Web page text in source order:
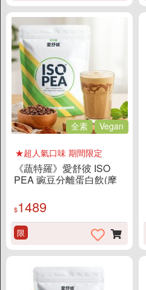
全素 Vegan
★超人氣口味 期間限定
《蔬特羅》愛舒彼 ISO
PEA 豌豆分離蛋白飲(摩
$1489
限